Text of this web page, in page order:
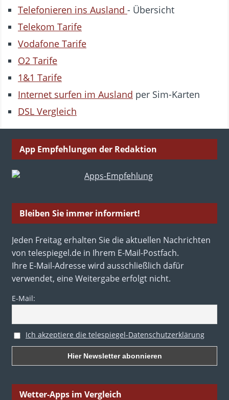
Telefonieren ins Ausland - Übersicht
Telekom Tarife
Vodafone Tarife
O2 Tarife
1&1 Tarife
Internet surfen im Ausland per Sim-Karten
DSL Vergleich
App Empfehlungen der Redaktion
Bleiben Sie immer informiert!
Jeden Freitag erhalten Sie die aktuellen Nachrichten
von telespiegel.de in Ihrem E-Mail-Postfach.
Ihre E-Mail-Adresse wird ausschließlich dafür
verwendet, eine Weitergabe erfolgt nicht.
E-Mail:
Ich akzeptiere die telespiegel-Datenschutzerklärung
Wetter-Apps im Vergleich